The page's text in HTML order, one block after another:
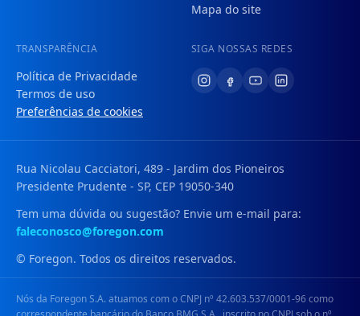
Mapa do site
TRANSPARÊNCIA
Política de Privacidade
Termos de uso
Preferências de cookies
SIGA NOSSAS REDES
Rua Nicolau Cacciatori, 489 - Jardim dos Pioneiros
Presidente Prudente - SP, CEP 19050-340
Tem uma dúvida ou sugestão? Envie um e-mail para:
faleconosco@foregon.com
© Foregon. Todos os direitos reservados.
Nós da Foregon S.A. atuamos com o CNPJ nº 42.603.537/0001-96 como